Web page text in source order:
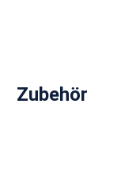
Produktgalerie
Zubehör